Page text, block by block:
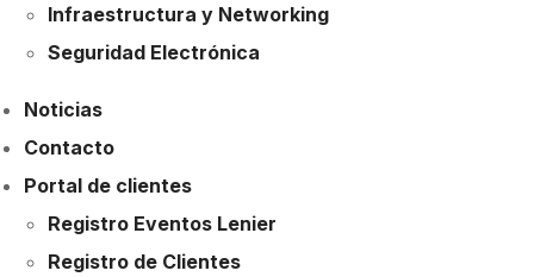
Infraestructura y Networking
Seguridad Electrónica
Noticias
Contacto
Portal de clientes
Registro Eventos Lenier
Registro de Clientes